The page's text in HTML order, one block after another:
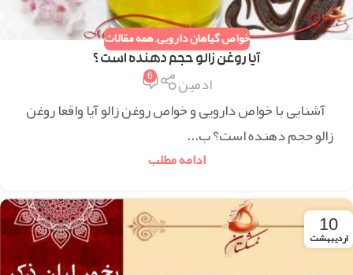
خواص گیاهان دارویی,همه مقالات
آیا روغن زالو حجم دهنده است ؟
ادمین 6
آشنایی با خواص دارویی و خواص روغن زالو آیا واقعا روغن
زالو حجم دهنده است؟ ب...
ادامه مطلب
10
اردیبهشت